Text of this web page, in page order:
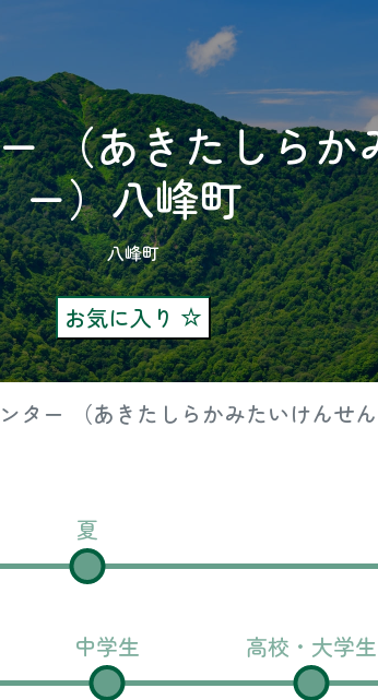
（あきたしら
ー）八峰町
八峰町
お気に入り
ター （あきたしらかみたいけんせ
夏
中学生 高校・大学生